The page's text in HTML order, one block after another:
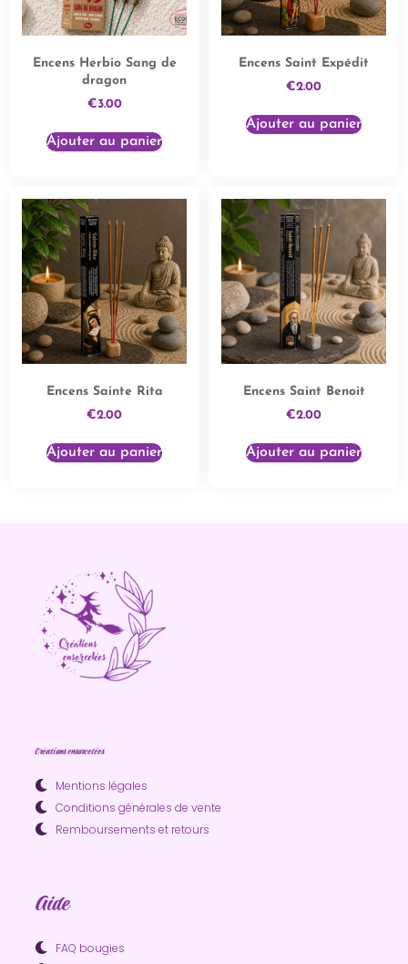
Encens Herbio Sang de
dragon
€3.00
Ajouter au panier
Encens Saint Expédit
€2.00
Ajouter au panier
Encens Sainte Rita
€2.00
Ajouter au panier
Encens Saint Benoit
€2.00
Ajouter au panier
Créations ensorcelées
Mentions légales
Conditions générales de vente
Remboursements et retours
Aide
FAQ bougies